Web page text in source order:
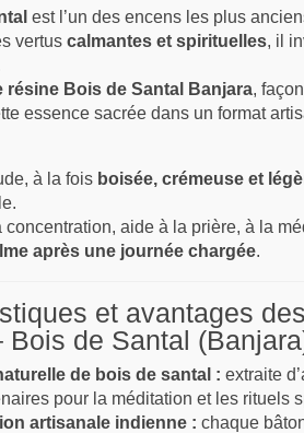
est l’un des encens les plus
vertus calmantes et spirituelles, il
résine Bois de Santal Banjara,
essence sacrée dans un format
à la fois boisée, crémeuse et
concentration, aide à la prière, à la
après une journée chargée.
et avantages
Bois de Santal
de bois de santal : extraite
pour la méditation et les rituels
artisanale indienne : chaque